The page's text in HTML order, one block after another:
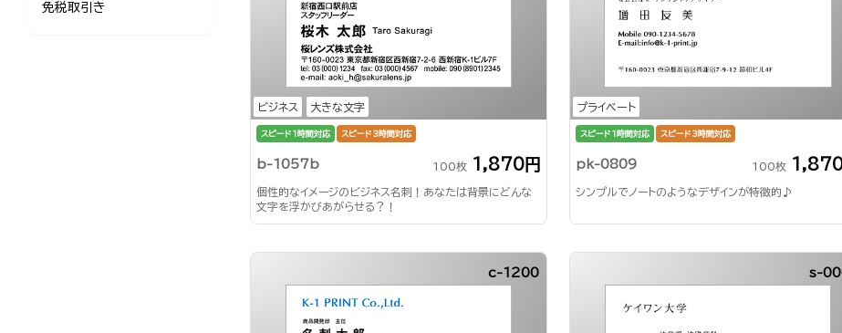
ビジネス 大きな文字
スピード1時間対応 スピード3時間対応
b-1057b 100枚 1,870円
個性的なイメージのビジネス名刺！あなたは背景にどんな
文字を浮かびあがらせる？！
プライベート
スピード1時間対応 スピード3時間対応
pk-0809 100枚 1,870
シンプルでノートのようなデザインが特徴的♪
c-1200 s-
免税取引き